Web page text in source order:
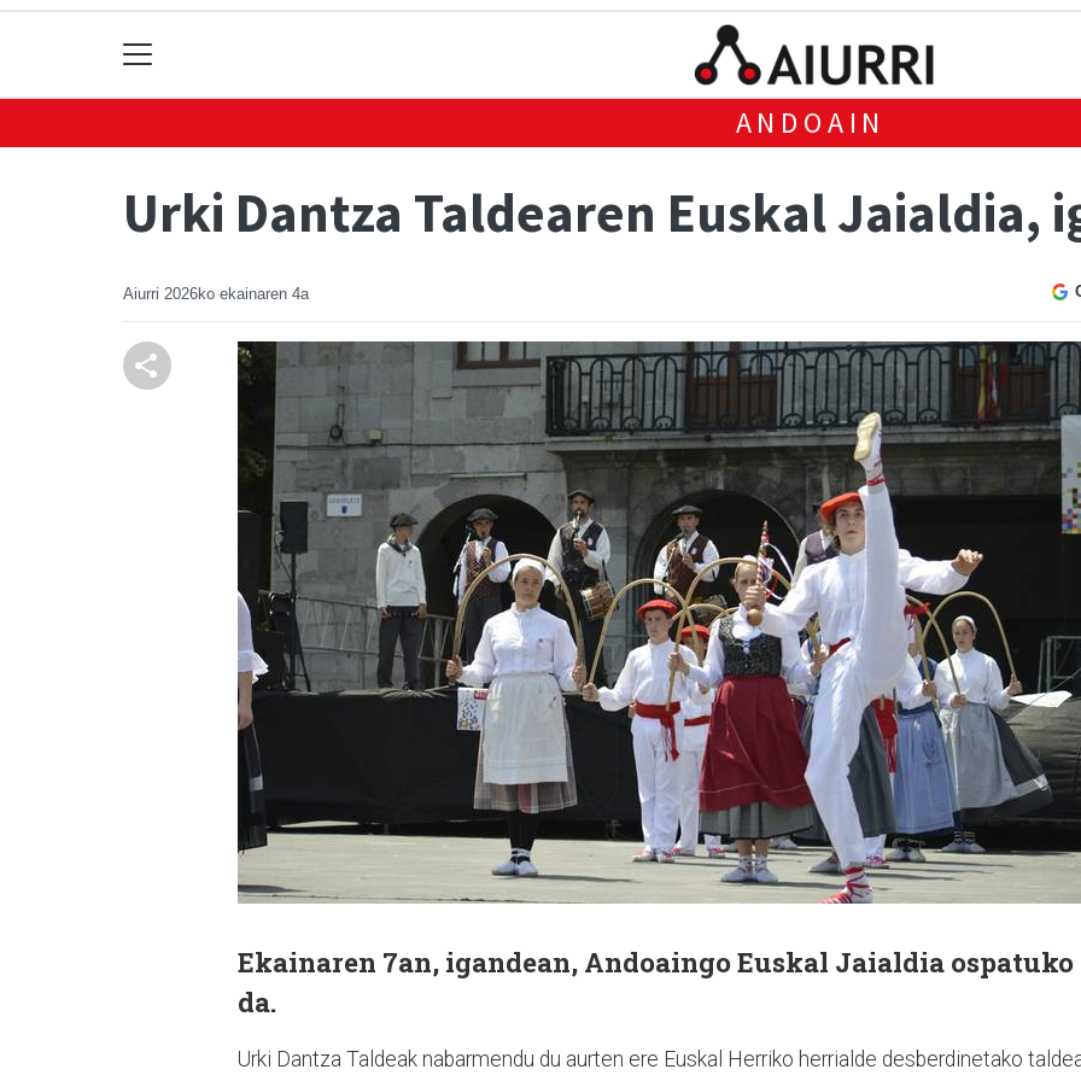
ANDOAIN
Urki Dantza Taldearen Euskal Jaialdia,
Aiurri 2026ko ekainaren 4a
Ekainaren 7an, igandean, Andoaingo Euskal Jaialdia ospatuko
da.
Urki Dantza Taldeak nabarmendu du aurten ere Euskal Herriko herrialde desberdinetako